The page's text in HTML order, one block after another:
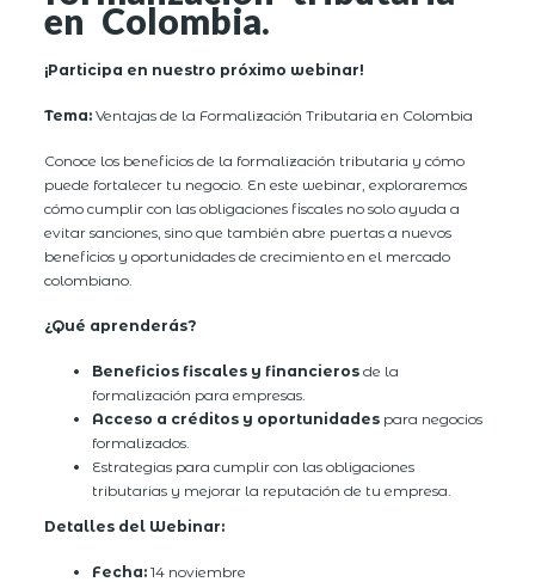
en Colombia.
¡Participa en nuestro próximo webinar!
Tema: Ventajas de la Formalización Tributaria en Colombia
Conoce los beneficios de la formalización tributaria y cómo
puede fortalecer tu negocio. En este webinar, exploraremos
cómo cumplir con las obligaciones fiscales no solo ayuda a
evitar sanciones, sino que también abre puertas a nuevos
beneficios y oportunidades de crecimiento en el mercado
colombiano.
¿Qué aprenderás?
Beneficios fiscales y financieros de la
formalización para empresas.
Acceso a créditos y oportunidades para negocios
formalizados.
Estrategias para cumplir con las obligaciones
tributarias y mejorar la reputación de tu empresa.
Detalles del Webinar:
Fecha: 14 noviembre